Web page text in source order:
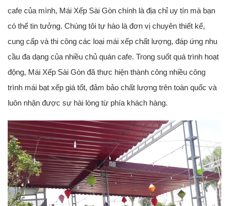
cafe của mình, Mái Xếp Sài Gòn chính là địa chỉ uy tín mà bạn
có thể tin tưởng. Chúng tôi tự hào là đơn vị chuyên thiết kế,
cung cấp và thi công các loại mái xếp chất lượng, đáp ứng nhu
cầu đa dạng của nhiều chủ quán cafe. Trong suốt quá trình hoạt
động, Mái Xếp Sài Gòn đã thực hiện thành công nhiều công
trình mái bạt xếp giá tốt, đảm bảo chất lượng trên toàn quốc và
luôn nhận được sự hài lòng từ phía khách hàng.